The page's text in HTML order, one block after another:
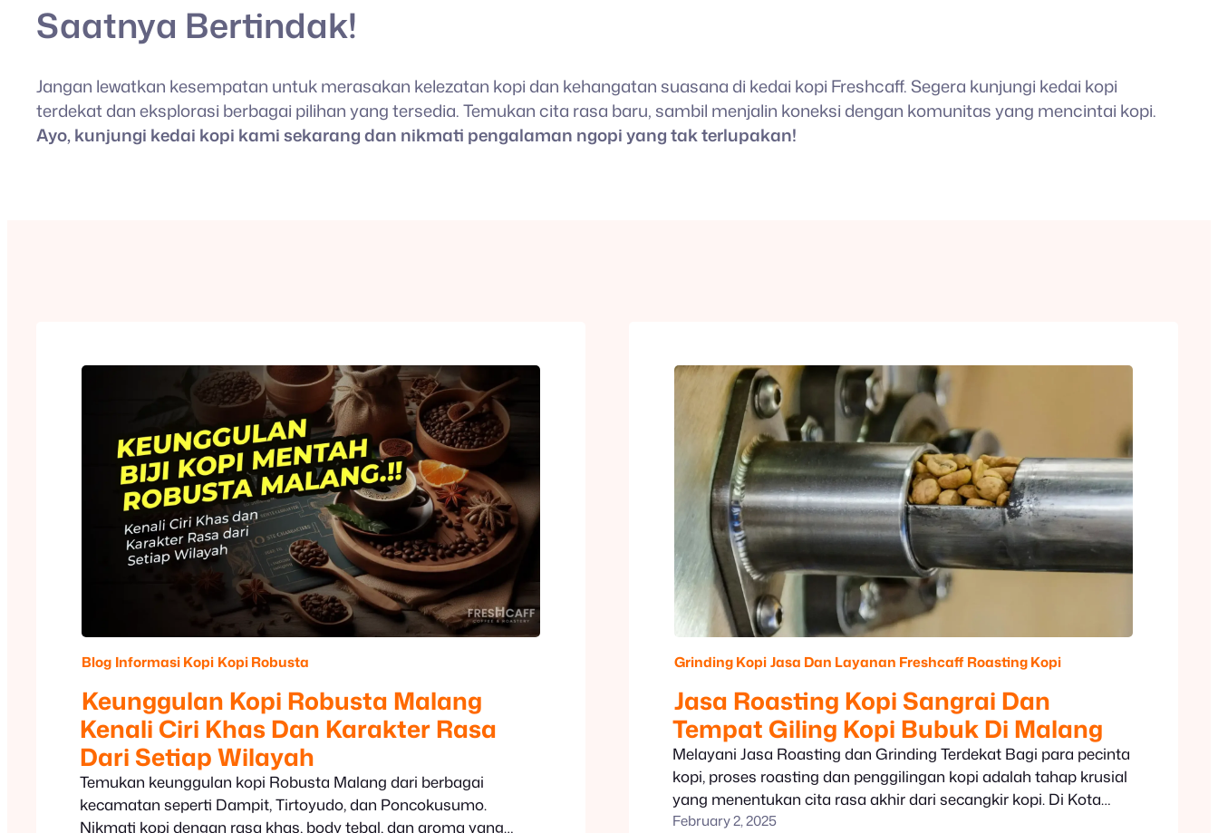
Saatnya Bertindak!
Jangan lewatkan kesempatan untuk merasakan kelezatan kopi dan kehangatan suasana di kedai kopi Freshcaff. Segera kunjungi kedai kopi
terdekat dan eksplorasi berbagai pilihan yang tersedia. Temukan cita rasa baru, sambil menjalin koneksi dengan komunitas yang mencintai kopi.
Ayo, kunjungi kedai kopi kami sekarang dan nikmati pengalaman ngopi yang tak terlupakan!
Blog Informasi Kopi Kopi Robusta
Keunggulan Kopi Robusta Malang
Kenali Ciri Khas Dan Karakter Rasa
Dari Setiap Wilayah
Temukan keunggulan kopi Robusta Malang dari berbagai
kecamatan seperti Dampit, Tirtoyudo, dan Poncokusumo.
Nikmati kopi dengan rasa khas, body tebal, dan aroma yang
Grinding KopiJasa Dan Layanan Freshcaff Roasting Kopi
Jasa Roasting Kopi Sangrai Dan
Tempat Giling Kopi Bubuk Di Malang
Melayani Jasa Roasting dan Grinding Terdekat Bagi para pecinta
kopi, proses roasting dan penggilingan kopi adalah tahap krusial
yang menentukan cita rasa akhir dari secangkir kopi. Di Kota
Malang, kami menyediakan jasa roasting kopi dan giling kopi
February 2, 2025